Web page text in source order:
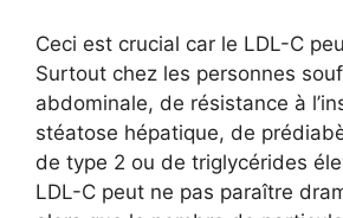
Ceci est crucial car le LDL-C
Surtout chez les personnes
abdominale, de résistance à
stéatose hépatique, de
de type 2 ou de triglycérides
LDL-C peut ne pas paraître